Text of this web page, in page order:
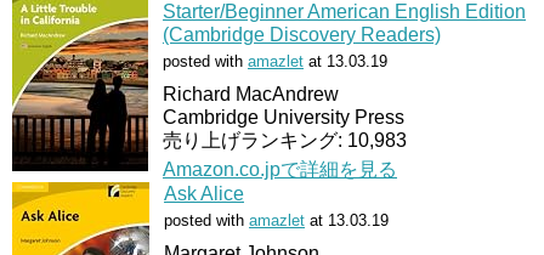
Starter/Beginner American English Edition
(Cambridge Discovery Readers)
posted with amazlet at 13.03.19
Richard MacAndrew
Cambridge University Press
売り上げランキング: 10,983
Amazon.co.jpで詳細を見る
Ask Alice
posted with amazlet at 13.03.19